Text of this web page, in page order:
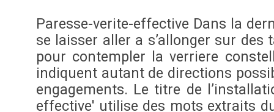
Paresse-verite-effective Dans la
se laisser aller a s’allonger sur des
pour contempler la verriere
indiquent autant de directions
engagements. Le titre de
effective' utilise des mots extraits